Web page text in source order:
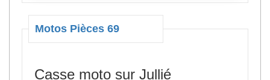
Motos Pièces 69
Casse moto sur Jullié